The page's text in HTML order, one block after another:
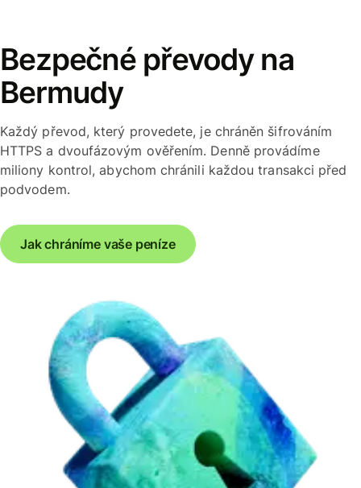
Bezpečné převody na
Bermudy
Každý převod, který provedete, je chráněn šifrováním
HTTPS a dvoufázovým ověřením. Denně provádíme
miliony kontrol, abychom chránili každou transakci před
podvodem.
Jak chráníme vaše peníze